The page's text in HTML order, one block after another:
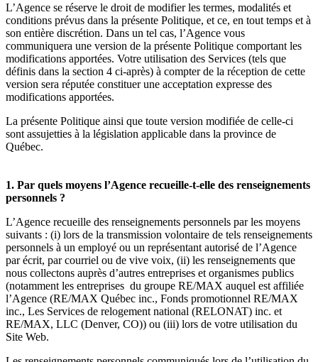
L’Agence se réserve le droit de modifier les termes, modalités et
conditions prévus dans la présente Politique, et ce, en tout temps et à
son entière discrétion. Dans un tel cas, l’Agence vous
communiquera une version de la présente Politique comportant les
modifications apportées. Votre utilisation des Services (tels que
définis dans la section 4 ci-après) à compter de la réception de cette
version sera réputée constituer une acceptation expresse des
modifications apportées.
La présente Politique ainsi que toute version modifiée de celle-ci
sont assujetties à la législation applicable dans la province de
Québec.
1. Par quels moyens l’Agence recueille-t-elle des renseignements
personnels ?
L’Agence recueille des renseignements personnels par les moyens
suivants : (i) lors de la transmission volontaire de tels renseignements
personnels à un employé ou un représentant autorisé de l’Agence
par écrit, par courriel ou de vive voix, (ii) les renseignements que
nous collectons auprès d’autres entreprises et organismes publics
(notamment les entreprises du groupe RE/MAX auquel est affiliée
l’Agence (RE/MAX Québec inc., Fonds promotionnel RE/MAX
inc., Les Services de relogement national (RELONAT) inc. et
RE/MAX, LLC (Denver, CO)) ou (iii) lors de votre utilisation du
Site Web.